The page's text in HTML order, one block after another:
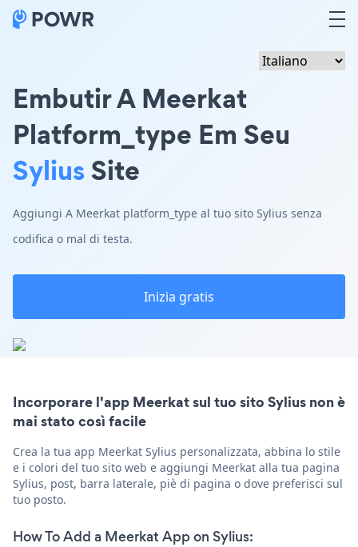
Embutir A Meerkat
Platform_type Em Seu
SyliusSite
Aggiungi A Meerkat platform_type al tuo sito Sylius senza
codifica o mal di testa.
Inizia gratis
Incorporare l'app Meerkat sul tuo sito Sylius non è
mai stato così facile
Crea la tua app Meerkat Sylius personalizzata, abbina lo stile
e i colori del tuo sito web e aggiungi Meerkat alla tua pagina
Sylius, post, barra laterale, piè di pagina o dove preferisci sul
tuo posto.
How To Add a Meerkat App on Sylius: